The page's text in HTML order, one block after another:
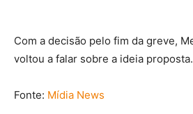
Com a decisão pelo fim da greve,
voltou a falar sobre a ideia proposta.
Fonte: Mídia News